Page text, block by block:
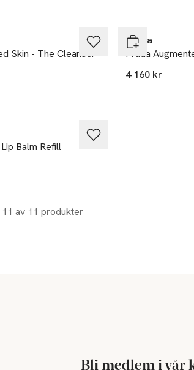
Skin - The Cleanser
Prada
Prada
4 160 kr
Balm Refill
av 11 produkter
Bli medlem i vår